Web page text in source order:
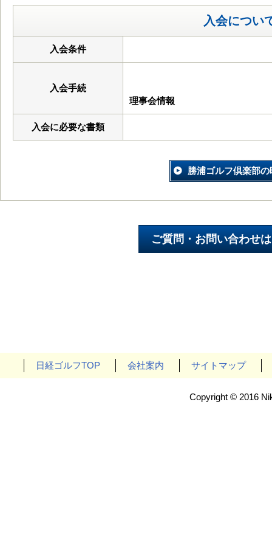
入会につい
入会条件
入会手続
理事会情報
入会に必要な書類
勝浦ゴルフ倶楽部
日経ゴルフTOP 会社案内 サイトマップ
Copyright © 2016